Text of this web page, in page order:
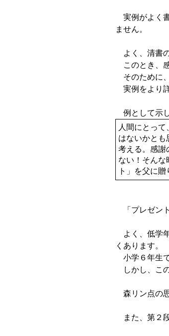
実例がよく
ません。
よく、清書
このとき、
そのために
実例をより
例として示
人間にとっ
はないかとも
考える。感謝
ない！そんな
ト」を父に贈
「プレゼン
よく、低学
くあります。
小学６年生
しかし、こ
森リン点の
また、第２